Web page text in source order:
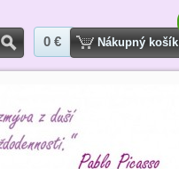
Hľadať
0 €
Nákupný košík